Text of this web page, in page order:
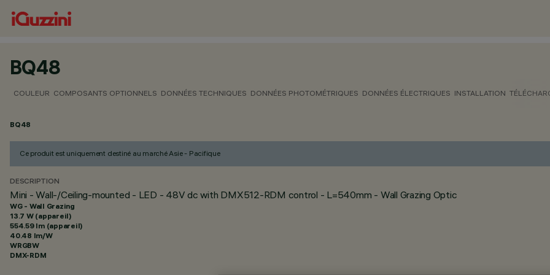
BQ48
COULEUR COMPOSANTS OPTIONNELS DONNÉES TECHNIQUES DONNÉES PHOTOMÉTRIQUES DONNÉES ÉLECTRIQUES INSTALLATION
BQ48
Ce produit est uniquement destiné au marché Asie - Pacifique
DESCRIPTION
Mini - Wall-/Ceiling-mounted - LED - 48V dc with DMX512-RDM control - L=540mm - Wall Grazing Optic
WG - Wall Grazing
13.7 W (appareil)
554.59 lm (appareil)
40.48 lm/W
WRGBW
DMX-RDM